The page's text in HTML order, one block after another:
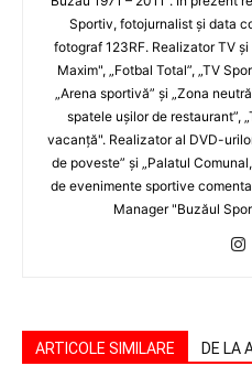
Sportiv, fotojurnalist şi data
fotograf 123RF. Realizator TV
Maxim", „Fotbal Total”, „TV
„Arena sportivă” şi „Zona
spatele uşilor de restaurant”,
vacanţă". Realizator al DVD-
de poveste” şi „Palatul
de evenimente sportive
Manager "Buzăul
ARTICOLE SIMILARE DE LA